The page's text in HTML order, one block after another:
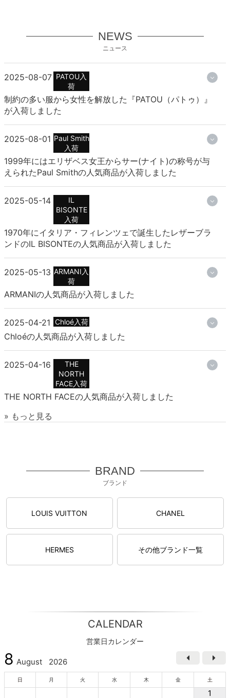
NEWS
ニュース
2025-08-07 PATOU入
荷
制約の多い服から女性を解放した『PATOU（パトゥ）』
が入荷しました
2025-08-01 Paul Smith
入荷
1999年にはエリザベス女王からサー(ナイト)の称号が与
えられたPaul Smithの人気商品が入荷しました
2025-05-14
IL
BISONTE
入荷
1970年にイタリア・フィレンツェで誕生したレザーブラ
ンドのIL BISONTEの人気商品が入荷しました
2025-05-13 ARMANI入
荷
ARMANIの人気商品が入荷しました
2025-04-21 Chloé入荷
Chloéの人気商品が入荷しました
2025-04-16
THE
NORTH
FACE入荷
THE NORTH FACEの人気商品が入荷しました
» もっと見る
BRAND
ブランド
LOUIS VUITTON CHANEL
HERMES その他ブランド一覧
CALENDAR
営業日カレンダー
8 August 2026
日 月 火 水 木 金 土
1